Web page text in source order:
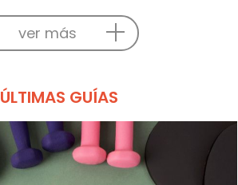
ver más
ÚLTIMAS GUÍAS